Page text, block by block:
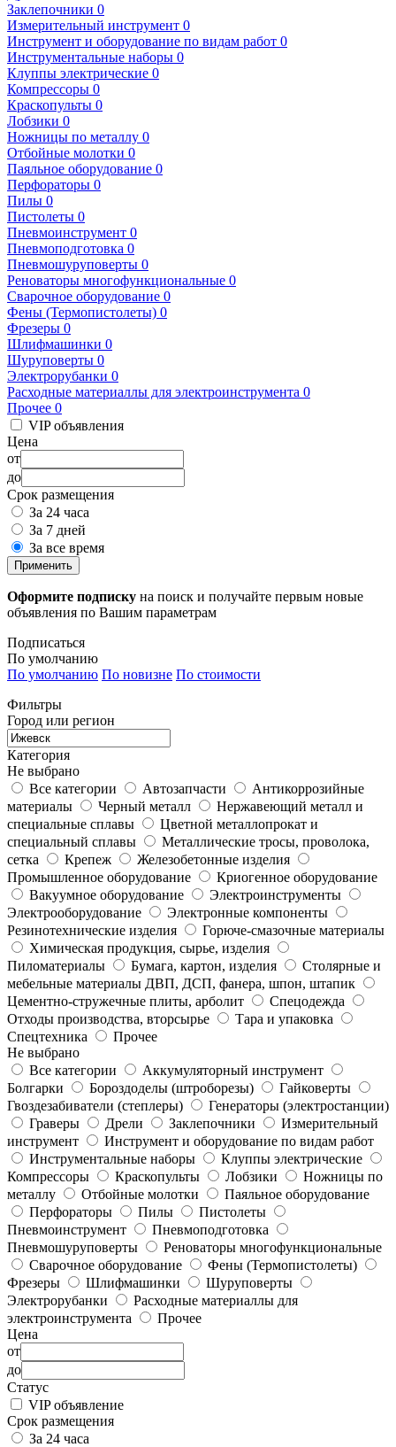
Заклепочники 0
Измерительный инструмент 0
Инструмент и оборудование по видам работ 0
Инструментальные наборы 0
Клуппы электрические 0
Компрессоры 0
Краскопульты 0
Лобзики 0
Ножницы по металлу 0
Отбойные молотки 0
Паяльное оборудование 0
Перфораторы 0
Пилы 0
Пистолеты 0
Пневмоинструмент 0
Пневмоподготовка 0
Пневмошуруповерты 0
Реноваторы многофункциональные 0
Сварочное оборудование 0
Фены (Термопистолеты) 0
Фрезеры 0
Шлифмашинки 0
Шуруповерты 0
Электрорубанки 0
Расходные материаллы для электроинструмента 0
Прочее 0
VIP объявления
Цена
от
до
Срок размещения
За 24 часа
За 7 дней
За все время
Применить
Оформите подписку на поиск и получайте первым новые
объявления по Вашим параметрам
Подписаться
По умолчанию
По умолчанию По новизне По стоимости
Фильтры
Город или регион
Категория
Не выбрано
Все категории
Автозапчасти
Антикоррозийные
материалы
Черный металл
Нержавеющий металл и
специальные сплавы
Цветной металлопрокат и
специальный сплавы
Металлические тросы, проволока,
сетка
Крепеж
Железобетонные изделия
Промышленное оборудование
Криогенное оборудование
Вакуумное оборудование
Электроинструменты
Электрооборудование
Электронные компоненты
Резинотехнические изделия
Горюче-смазочные материалы
Химическая продукция, сырье, изделия
Пиломатериалы
Бумага, картон, изделия
Столярные и
мебельные материалы ДВП, ДСП, фанера, шпон, штапик
Цементно-стружечные плиты, арболит
Спецодежда
Отходы производства, вторсырье
Тара и упаковка
Спецтехника
Прочее
Не выбрано
Все категории
Аккумуляторный инструмент
Болгарки
Бороздоделы (штроборезы)
Гайковерты
Гвоздезабиватели (степлеры)
Генераторы (электростанции)
Граверы
Дрели Заклепочники
Измерительный
инструмент
Инструмент и оборудование по видам работ
Инструментальные наборы
Клуппы электрические
Компрессоры
Краскопульты Лобзики
Ножницы по
металлу
Отбойные молотки
Паяльное оборудование
Перфораторы
Пилы
Пистолеты
Пневмоинструмент
Пневмоподготовка
Пневмошуруповерты
Реноваторы многофункциональные
Сварочное оборудование
Фены (Термопистолеты)
Фрезеры
Шлифмашинки
Шуруповерты
Электрорубанки
Расходные материаллы для
электроинструмента
Прочее
Цена
от
до
Статус
VIP объявление
Срок размещения
За 24 часа